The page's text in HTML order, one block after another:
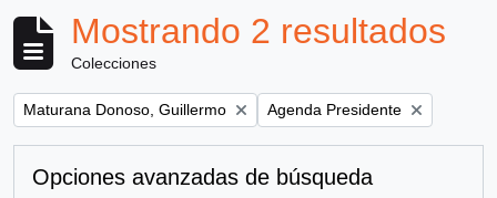
Mostrando 2 resultados
Colecciones
Remove filter:
Maturana Donoso, Guillermo Remove filter:
Agenda Presidente
Opciones avanzadas de búsqueda